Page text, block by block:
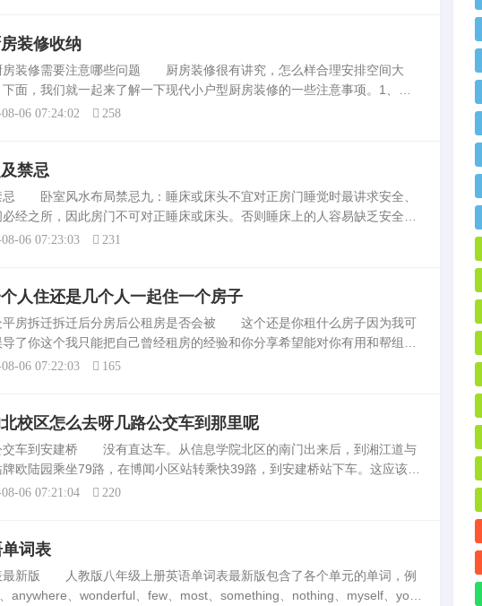
装修收纳
房装修需要注意哪些问题 厨房装修很有讲究，怎么样合理安排空间大
面，我们就一起来了解一下现代小户型厨房装修的一些注意事项。1、。
忌堆放太多的杂物。可以在厨房的地面和吊柜之间，安装一些可用于收纳
06 07:24:02 258
禁忌
忌 卧室风水布局禁忌九：睡床或床头不宜对正房门睡觉时最讲求安全、
经之所，因此房门不可对正睡床或床头。否则睡床上的人容易缺乏安全
：将床移动位置，使之不对着正门，另外可以经常关门或者加强房门的隔
06 07:23:03 231
人住还是几个人一起住一个房子
平房拆迁拆迁后分房后公租房是否会被 这个还是你租什么房子因为我可
了你这个我只能把自己曾经租房的经验和你分享希望能对你有用和帮组到
不要带太多现金和偏僻的地方不要一个人去4、说的天花乱坠的不要信，
06 07:22:03 165
校区怎么去呀几路公交车到那里呢
交车到安建桥 没有直达车。从信息学院北区的南门出来后，到湘江道与
欧陆园乘坐79路，在博闻小区站转乘快39路，到安建桥站下车。这应该是
庄信息工程职业学院北校区附近有没有旅店宾馆或者能住的地方 位于石
06 07:21:04 220
词表
最新版 人教版八年级上册英语单词表最新版包含了各个单元的单词，例
anywhere、wonderful、few、most、something、nothing、myself、your